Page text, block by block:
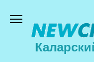
содержанию